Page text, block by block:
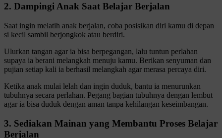
2. Dampingi Anak Saat Belajar Berjalan
Saat ingin melatih anak berjalan, coba posisikan diri kamu di depan
si kecil sambil berjongkok atau berdiri.
Ulurkan tangan agar ia bisa berpegangan, lalu tuntun perlahan
supaya ia berani melangkah menuju kamu. Berikan senyuman dan
pujian setiap kali ia berhasil melangkah agar merasa percaya diri.
Ketika anak mulai lelah dan ingin duduk, bantu ia menurunkan
tubuhnya secara perlahan. Pegang bagian tubuhnya dengan lembut
agar ia bisa duduk dengan aman tanpa kehilangan keseimbangan.
3. Sediakan Mainan yang Membantu Proses Belajar
Berjalan